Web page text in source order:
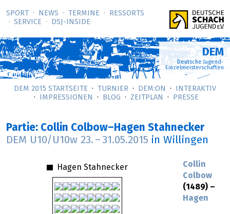
SPORT NEWS TERMINE
RESSORTS
SERVICE
DSJ-­INSIDE
DEM
Deutsche Jugend-
Einzelmeisterschaften
DEM 2015 STARTSEITE TURNIER DEM:ON
INTERAKTIV
IMPRESSIONEN
BLOG ZEITPLAN PRESSE
Partie: Collin Colbow–Hagen Stahnecker
DEM U10/U10w 23. – 31.05.2015 in Willingen
Hagen Stahnecker
Collin
Colbow
(1489) –
Hagen